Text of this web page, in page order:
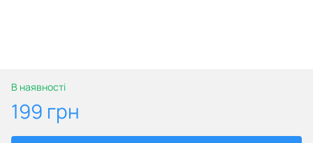
В наявності
199 грн